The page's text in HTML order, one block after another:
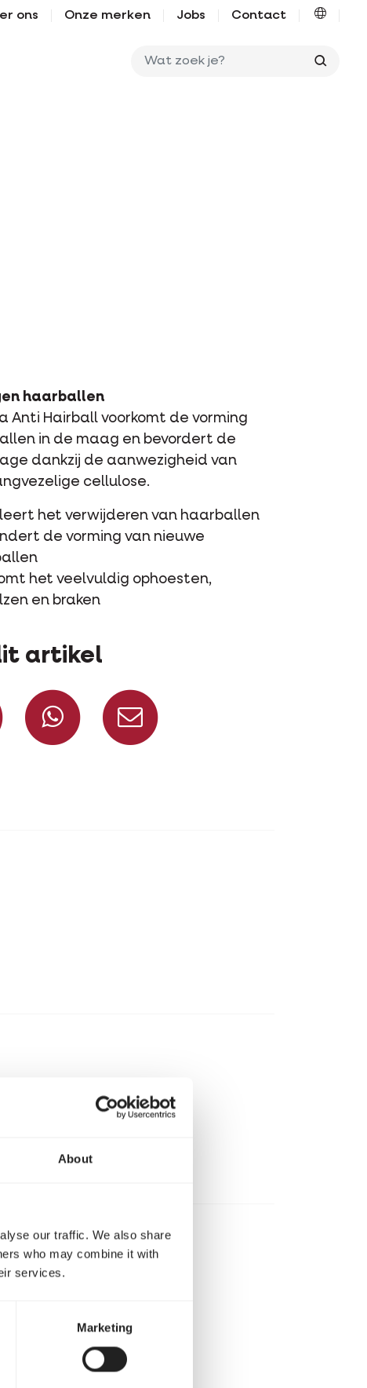
About
our traffic. We also share
who may combine it with
services.
Marketing
ons Onze merken Jobs Contact
haarballen
Anti Hairball voorkomt de vorming
in de maag en bevordert de
dankzij de aanwezigheid van
cellulose.
het verwijderen van haarballen
de vorming van nieuwe
het veelvuldig ophoesten,
en braken
artikel
Deel op Facebook
Deel via WhatsApp